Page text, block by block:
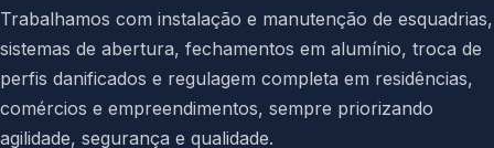
Trabalhamos com instalação e manutenção de esquadrias,
sistemas de abertura, fechamentos em alumínio, troca de
perfis danificados e regulagem completa em residências,
comércios e empreendimentos, sempre priorizando
agilidade, segurança e qualidade.